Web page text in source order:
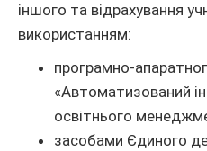
іншого та відрахування
використанням:
програмно-
«Автоматизований
освітнього
засобами Єдиного